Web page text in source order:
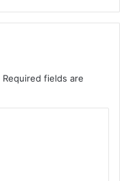
Required fields are